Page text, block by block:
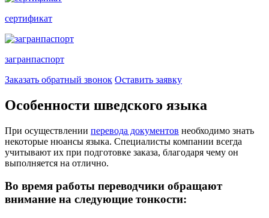
сертификат
загранпаспорт
Заказать обратный звонок Оставить заявку
Особенности шведского языка
При осуществлении перевода документов необходимо знать
некоторые нюансы языка. Специалисты компании всегда
учитывают их при подготовке заказа, благодаря чему он
выполняется на отлично.
Во время работы переводчики обращают
внимание на следующие тонкости: